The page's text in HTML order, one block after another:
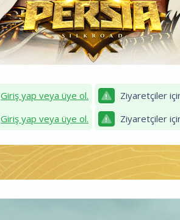
Giriş yap veya üye ol.
Ziyaretçiler
Giriş yap veya üye ol. Ziyaretçiler